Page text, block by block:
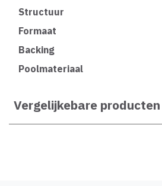
Structuur
Formaat
Backing
Poolmateriaal
Vergelijkebare producten